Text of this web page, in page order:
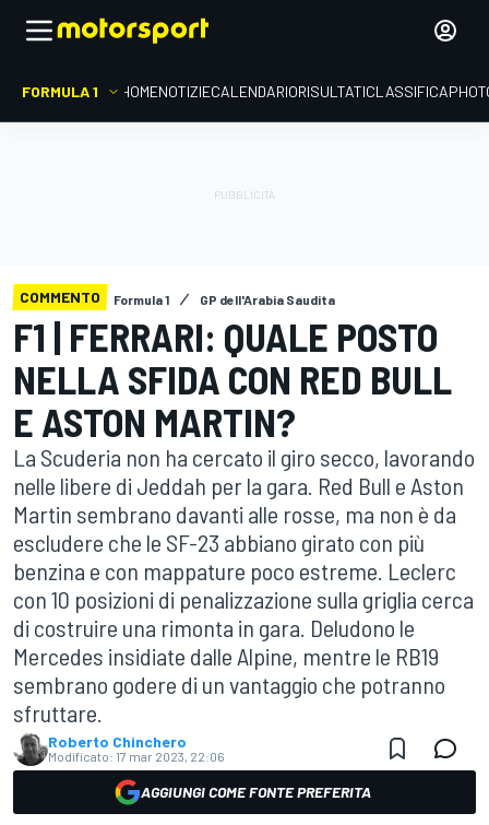
FORMULA 1 HOMENOTIZIECALENDARIORISULTATICLASSIFICA
COMMENTO Formula 1 GP dell'Arabia Saudita
F1 | FERRARI: QUALE POSTO
NELLA SFIDA CON RED BULL
E ASTON MARTIN?
La Scuderia non ha cercato il giro secco, lavorando
nelle libere di Jeddah per la gara. Red Bull e Aston
Martin sembrano davanti alle rosse, ma non è da
escludere che le SF-23 abbiano girato con più
benzina e con mappature poco estreme. Leclerc
con 10 posizioni di penalizzazione sulla griglia cerca
di costruire una rimonta in gara. Deludono le
Mercedes insidiate dalle Alpine, mentre le RB19
sembrano godere di un vantaggio che potranno
sfruttare.
Roberto Chinchero
Modificato: 17 mar 2023, 22:06
AGGIUNGI COME FONTE PREFERITA